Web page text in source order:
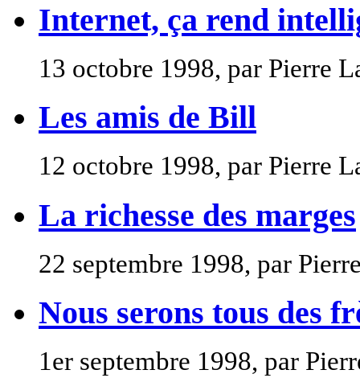
Internet, ça rend
13 octobre 1998, par Pierre
Les amis de Bill
12 octobre 1998, par Pierre
La richesse des marges
22 septembre 1998, par
Nous serons tous des
1er septembre 1998, par